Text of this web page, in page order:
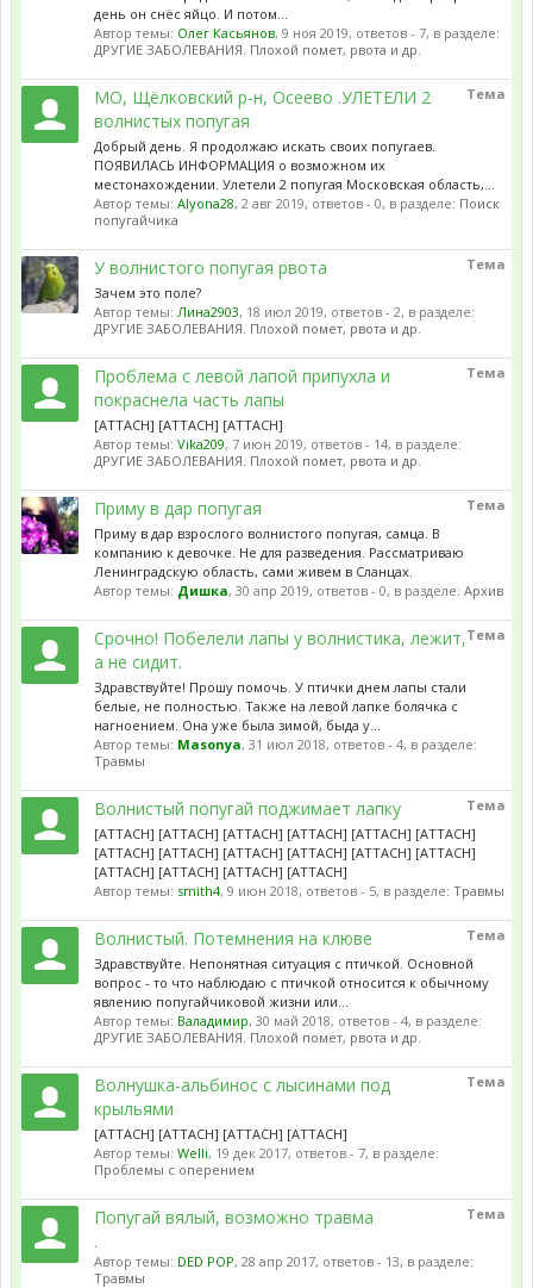
день он снёс яйцо. И потом...
Автор темы: Олег Касьянов, 9 ноя 2019, ответов - 7, в разделе:
ДРУГИЕ ЗАБОЛЕВАНИЯ. Плохой помет, рвота и др.
Тема
МО, Щёлковский р-н, Осеево .УЛЕТЕЛИ 2
волнистых попугая
Добрый день. Я продолжаю искать своих попугаев.
ПОЯВИЛАСЬ ИНФОРМАЦИЯ о возможном их
местонахождении. Улетели 2 попугая Московская область,...
Автор темы: Alyona28, 2 авг 2019, ответов - 0, в разделе: Поиск
попугайчика
Тема
У волнистого попугая рвота
Зачем это поле?
Автор темы: Лина2903, 18 июл 2019, ответов - 2, в разделе:
ДРУГИЕ ЗАБОЛЕВАНИЯ. Плохой помет, рвота и др.
Тема
Проблема с левой лапой припухла и
покраснела часть лапы
[ATTACH] [ATTACH] [ATTACH]
Автор темы: Vika209, 7 июн 2019, ответов - 14, в разделе:
ДРУГИЕ ЗАБОЛЕВАНИЯ. Плохой помет, рвота и др.
Тема
Приму в дар попугая
Приму в дар взрослого волнистого попугая, самца. В
компанию к девочке. Не для разведения. Рассматриваю
Ленинградскую область, сами живем в Сланцах.
Автор темы: Дишка, 30 апр 2019, ответов - 0, в разделе: Архив
Тема
Срочно! Побелели лапы у волнистика, лежит,
а не сидит.
Здравствуйте! Прошу помочь. У птички днем лапы стали
белые, не полностью. Также на левой лапке болячка с
нагноением. Она уже была зимой, быда у...
Автор темы: Masonya, 31 июл 2018, ответов - 4, в разделе:
Травмы
Тема
Волнистый попугай поджимает лапку
[ATTACH] [ATTACH] [ATTACH] [ATTACH] [ATTACH] [ATTACH]
[ATTACH] [ATTACH] [ATTACH] [ATTACH] [ATTACH] [ATTACH]
[ATTACH] [ATTACH] [ATTACH] [ATTACH]
Автор темы: smith4, 9 июн 2018, ответов - 5, в разделе: Травмы
Тема
Волнистый. Потемнения на клюве
Здравствуйте. Непонятная ситуация с птичкой. Основной
вопрос - то что наблюдаю с птичкой относится к обычному
явлению попугайчиковой жизни или...
Автор темы: Валадимир, 30 май 2018, ответов - 4, в разделе:
ДРУГИЕ ЗАБОЛЕВАНИЯ. Плохой помет, рвота и др.
Тема
Волнушка-альбинос с лысинами под
крыльями
[ATTACH] [ATTACH] [ATTACH] [ATTACH]
Автор темы: Welli, 19 дек 2017, ответов - 7, в разделе:
Проблемы с оперением
Тема
Попугай вялый, возможно травма
.
Автор темы: DED POP, 28 апр 2017, ответов - 13, в разделе:
Травмы